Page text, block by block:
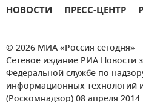
НОВОСТИ ПРЕСС-ЦЕНТР
© 2026 МИА «Россия сегодня»
Сетевое издание РИА Новости
Федеральной службе по
информационных технологий